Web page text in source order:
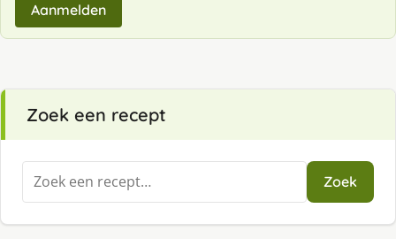
Aanmelden
Zoek een recept
Zoeken
naar:
Zoek